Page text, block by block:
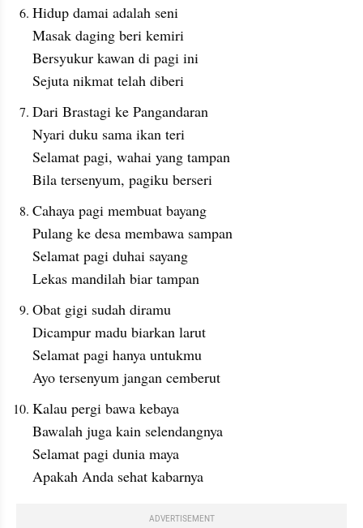
Hidup damai adalah seni
Masak daging beri kemiri
Bersyukur kawan di pagi ini
Sejuta nikmat telah diberi
Dari Brastagi ke Pangandaran
Nyari duku sama ikan teri
Selamat pagi, wahai yang tampan
Bila tersenyum, pagiku berseri
Cahaya pagi membuat bayang
Pulang ke desa membawa sampan
Selamat pagi duhai sayang
Lekas mandilah biar tampan
Obat gigi sudah diramu
Dicampur madu biarkan larut
Selamat pagi hanya untukmu
Ayo tersenyum jangan cemberut
Kalau pergi bawa kebaya
Bawalah juga kain selendangnya
Selamat pagi dunia maya
Apakah Anda sehat kabarnya
ADVERTISEMENT